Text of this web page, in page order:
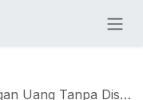
Tanpa Disadari?